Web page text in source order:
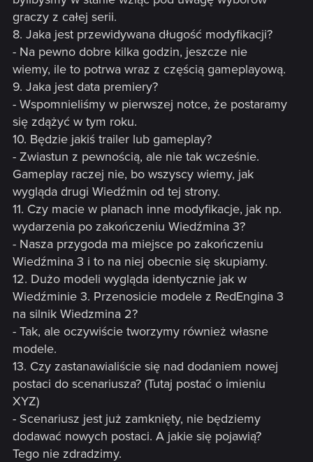
graczy z całej serii.
8. Jaka jest przewidywana długość modyfikacji?
- Na pewno dobre kilka godzin, jeszcze nie
wiemy, ile to potrwa wraz z częścią gameplayową.
9. Jaka jest data premiery?
- Wspomnieliśmy w pierwszej notce, że postaramy
się zdążyć w tym roku.
10. Będzie jakiś trailer lub gameplay?
- Zwiastun z pewnością, ale nie tak wcześnie.
Gameplay raczej nie, bo wszyscy wiemy, jak
wygląda drugi Wiedźmin od tej strony.
11. Czy macie w planach inne modyfikacje, jak np.
wydarzenia po zakończeniu Wiedźmina 3?
- Nasza przygoda ma miejsce po zakończeniu
Wiedźmina 3 i to na niej obecnie się skupiamy.
12. Dużo modeli wygląda identycznie jak w
Wiedźminie 3. Przenosicie modele z RedEngina 3
na silnik Wiedzmina 2?
- Tak, ale oczywiście tworzymy również własne
modele.
13. Czy zastanawialiście się nad dodaniem nowej
postaci do scenariusza? (Tutaj postać o imieniu
XYZ)
- Scenariusz jest już zamknięty, nie będziemy
dodawać nowych postaci. A jakie się pojawią?
Tego nie zdradzimy.